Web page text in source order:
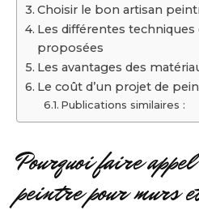
Choisir le bon artisan
Les différentes
proposées
Les avantages des
Le coût d’un projet de
Publications similaires :
Pourquoi faire
peintre pour murs